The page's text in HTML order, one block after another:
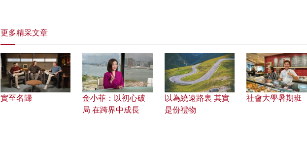
更多精采文章
實至名歸
金小菲：以初心破
局 在跨界中成長
以為繞遠路裏 其實
是份禮物
社會大學暑期班